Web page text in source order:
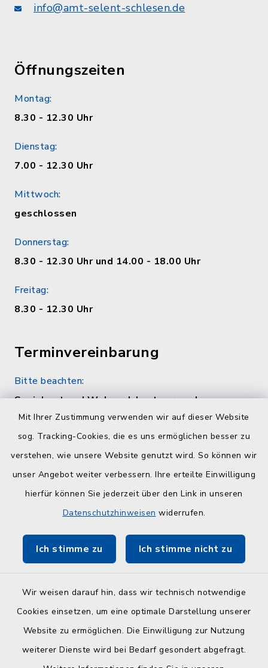
Mit Ihrer Zustimmung verwenden wir auf dieser Website
sog. Tracking-Cookies, die es uns ermöglichen besser zu
verstehen, wie unsere Website genutzt wird. So können wir
unser Angebot weiter verbessern. Ihre erteilte Einwilligung
hierfür können Sie jederzeit über den Link in unseren
Datenschutzhinweisen widerrufen.
Ich stimme zu Ich stimme nicht zu
Wir weisen darauf hin, dass wir technisch notwendige
Cookies einsetzen, um eine optimale Darstellung unserer
Website zu ermöglichen. Die Einwilligung zur Nutzung
weiterer Dienste wird bei Bedarf gesondert abgefragt.
info@amt-selent-schlesen.de
Öffnungszeiten
Montag:
8.30 - 12.30 Uhr
Dienstag:
7.00 - 12.30 Uhr
Mittwoch:
geschlossen
Donnerstag:
8.30 - 12.30 Uhr und 14.00 - 18.00 Uhr
Freitag:
8.30 - 12.30 Uhr
Terminvereinbarung
Bitte beachten:
Sozialamt und Wohngeldamt nur nach
telefonischer Vereinbarung unter 04384 5979-
Quicklinks
Kreisverwaltung Plön
ZuFiSH